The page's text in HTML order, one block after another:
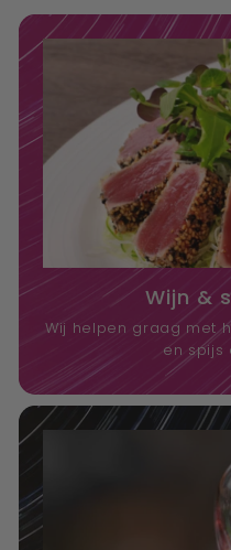
Wijn &
Wij helpen graag met
en spijs